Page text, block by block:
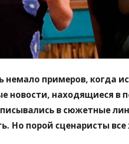
немало примеров, когда
новости, находящиеся в
в сюжетные
Но порой сценаристы